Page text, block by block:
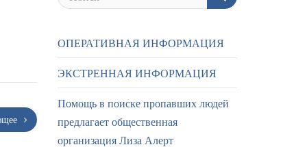
ОПЕРАТИВНАЯ ИНФОРМАЦИЯ
ЭКСТРЕННАЯ ИНФОРМАЦИЯ
Помощь в поиске пропавших людей
предлагает общественная
организация Лиза Алерт